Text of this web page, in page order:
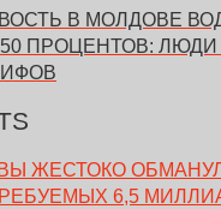
В МОЛДОВЕ
ПРОЦЕНТОВ:
ЖЕСТОКО
6,5